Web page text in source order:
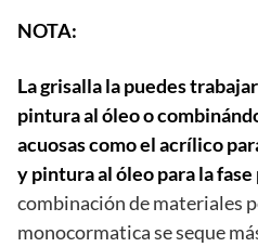
NOTA:
La grisalla la puedes
pintura al óleo o
acuosas como el acrílico
y pintura al óleo para la
combinación de materiales
monocormatica se seque